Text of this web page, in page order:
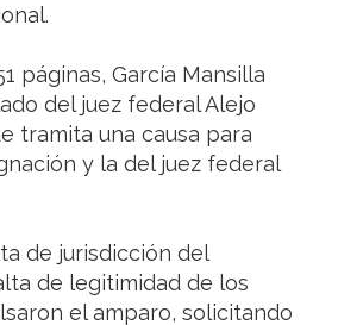
páginas, García Mansilla
del juez federal Alejo
tramita una causa para
y la del juez federal
de jurisdicción del
de legitimidad de los
el amparo, solicitando